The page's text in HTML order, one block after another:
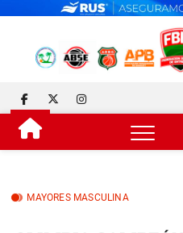
DE
facebook
twitterinstagram
MAYORES MASCULINA